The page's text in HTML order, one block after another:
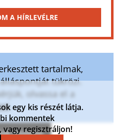
A HÍRLEVÉLRE
tartalmak,
tükrözi.
olvassa el a
.
frissítése
egy kis részét látja.
kommentek
vagy regisztráljon!